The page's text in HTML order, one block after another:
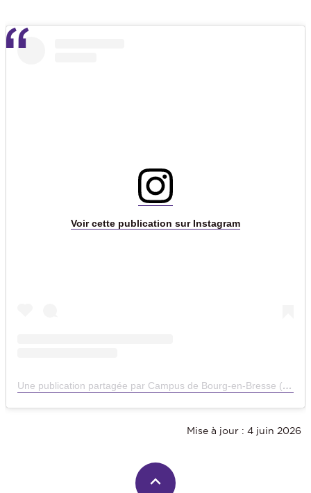
Voir cette publication sur Instagram
Une publication partagée par Campus de Bourg-en-Bresse (@campusbourg)
Mise à jour : 4 juin 2026